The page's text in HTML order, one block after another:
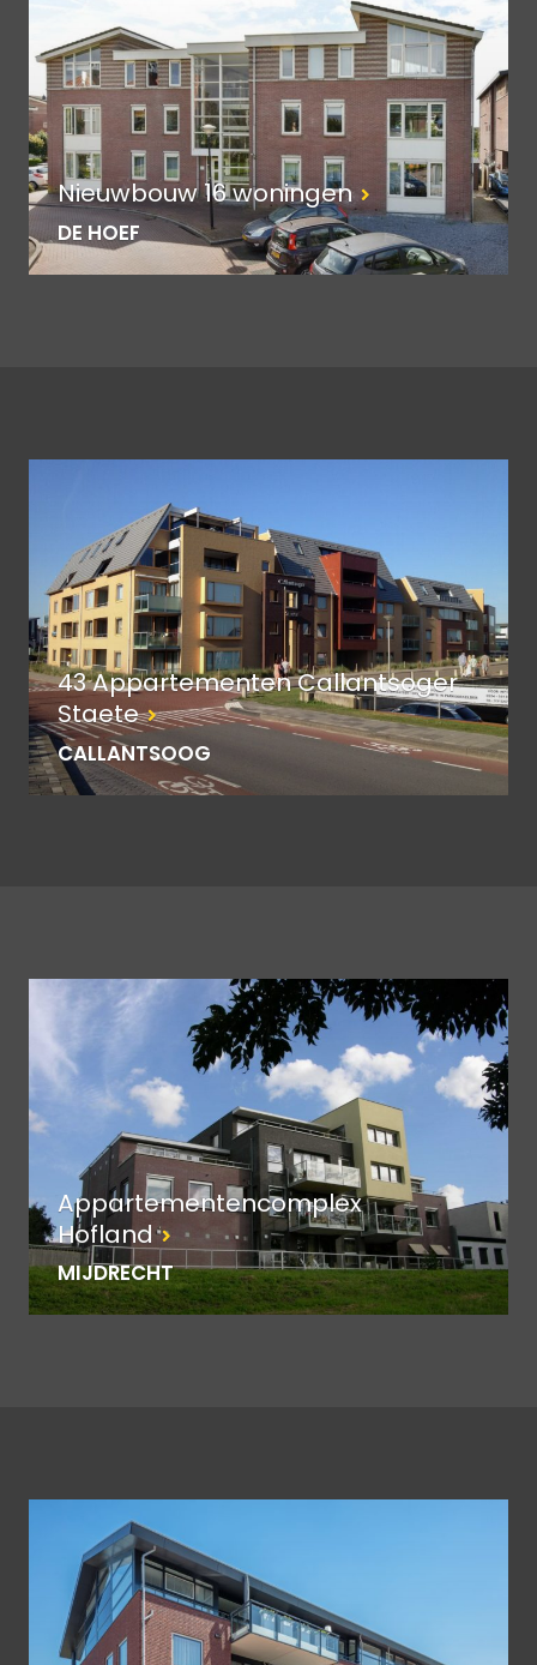
Nieuwbouw 16 woningen
DE HOEF
43 Appartementen Callantsoger
Staete
CALLANTSOOG
Appartementencomplex
Hofland
MIJDRECHT